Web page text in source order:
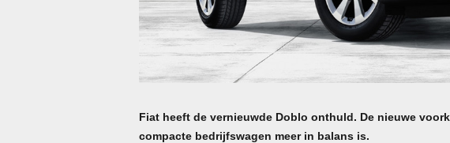
Fiat heeft de vernieuwde Doblo onthuld. De nieuwe
compacte bedrijfswagen meer in balans is.